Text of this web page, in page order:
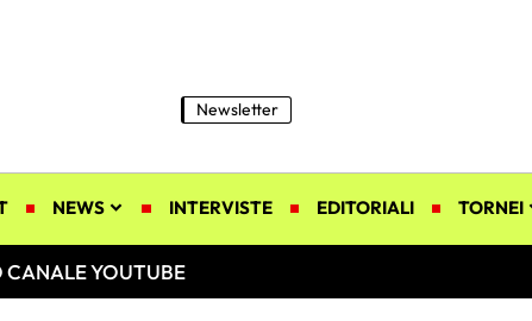
Newsletter
NEWS INTERVISTE EDITORIALI TORNEI
CANALE YOUTUBE